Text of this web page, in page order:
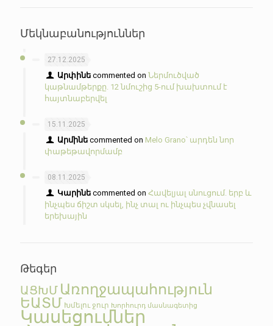
Մեկնաբանություններ
27.12.2025
Արփինե commented onՆերմուծված
կաթնամթերքը. 12 նմուշից 5-ում խախտում է
հայտնաբերվել
15.11.2025
Արմինե commented on Melo Grano՝ արդեն նոր
փաթեթավորմամբ
08.11.2025
Կարինե commented onՀավելյալ սնուցում. երբ և
ինչպես ճիշտ սկսել, ինչ տալ ու ինչպես չվնասել
երեխային
Թեգեր
ԱՑԽՄ Առողջապահություն
ԵԱՏՄ Խմելու ջուր Խորհուրդ մասնագետից
Կասեցումներ